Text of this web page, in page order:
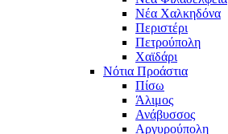
Νέα Χαλκηδόνα
Περιστέρι
Πετρούπολη
Χαϊδάρι
Νότια Προάστια
Πίσω
Άλιμος
Ανάβυσσος
Αργυρούπολη